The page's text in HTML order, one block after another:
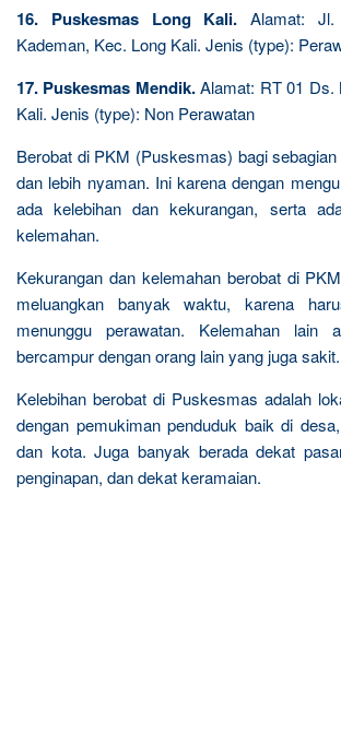
16. Puskesmas Long Kali. Alamat:
Kademan, Kec. Long Kali. Jenis (type):
17. Puskesmas Mendik.Alamat: RT 01 Ds.
Kali. Jenis (type): Non Perawatan
Berobat di PKM (Puskesmas) bagi
dan lebih nyaman. Ini karena dengan
ada kelebihan dan kekurangan, serta
kelemahan.
Kekurangan dan kelemahan berobat di
meluangkan banyak waktu, karena
menunggu perawatan. Kelemahan lain
bercampur dengan orang lain yang juga sakit.
Kelebihan berobat di Puskesmas adalah
dengan pemukiman penduduk baik di
dan kota. Juga banyak berada dekat
penginapan, dan dekat keramaian.